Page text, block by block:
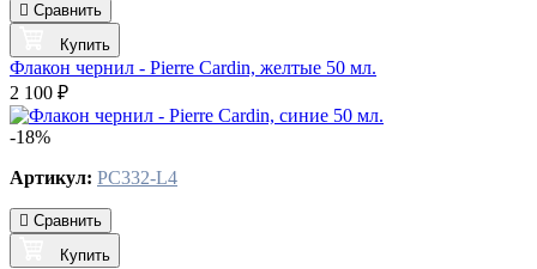
Сравнить
Купить
Флакон чернил - Pierre Cardin, желтые 50 мл.
2 100 ₽
-18%
Артикул: PC332-L4
Сравнить
Купить